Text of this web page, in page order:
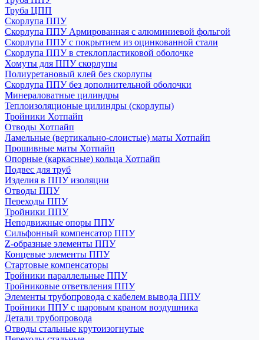
Труба ЦПП
Скорлупа ППУ
Скорлупа ППУ Армированная с алюминиевой фольгой
Скорлупа ППУ с покрытием из оцинкованной стали
Скорлупа ППУ в стеклопластиковой оболочке
Хомуты для ППУ скорлупы
Полиуретановый клей без скорлупы
Скорлупа ППУ без дополнительной оболочки
Минераловатные цилиндры
Теплоизоляционые цилиндры (скорлупы)
Тройники Хотпайп
Отводы Хотпайп
Ламельные (вертикально-слоистые) маты Хотпайп
Прошивные маты Хотпайп
Опорные (каркасные) кольца Хотпайп
Подвес для труб
Изделия в ППУ изоляции
Отводы ППУ
Переходы ППУ
Тройники ППУ
Неподвижные опоры ППУ
Cильфонный компенсатор ППУ
Z-образные элементы ППУ
Концевые элементы ППУ
Стартовые компенсаторы
Тройники параллельные ППУ
Тройниковые ответвления ППУ
Элементы трубопровода с кабелем вывода ППУ
Тройники ППУ с шаровым краном воздушника
Детали трубопровода
Отводы стальные крутоизогнутые